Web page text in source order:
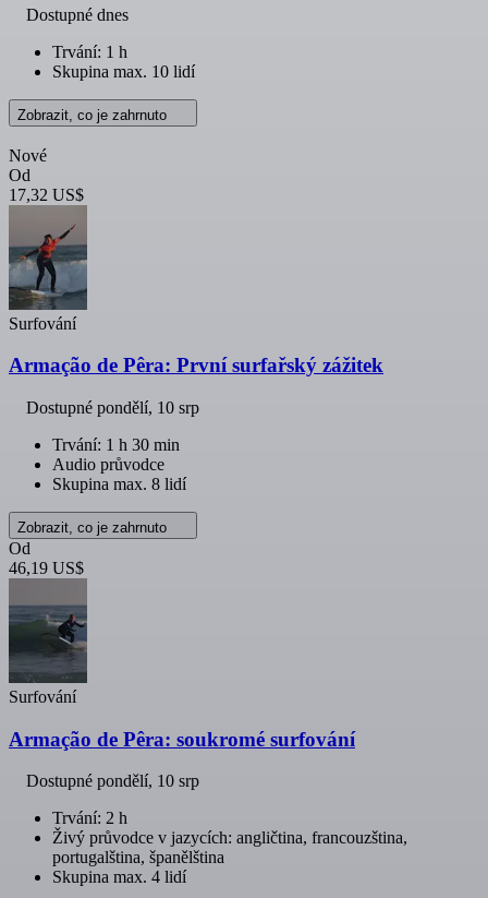
Dostupné dnes
Trvání: 1 h
Skupina max. 10 lidí
Zobrazit, co je zahrnuto
Nové
Od
17,32 US$
Surfování
Armação de Pêra: První surfařský zážitek
Dostupné pondělí, 10 srp
Trvání: 1 h 30 min
Audio průvodce
Skupina max. 8 lidí
Zobrazit, co je zahrnuto
Od
46,19 US$
Surfování
Armação de Pêra: soukromé surfování
Dostupné pondělí, 10 srp
Trvání: 2 h
Živý průvodce v jazycích: angličtina, francouzština,
portugalština, španělština
Skupina max. 4 lidí